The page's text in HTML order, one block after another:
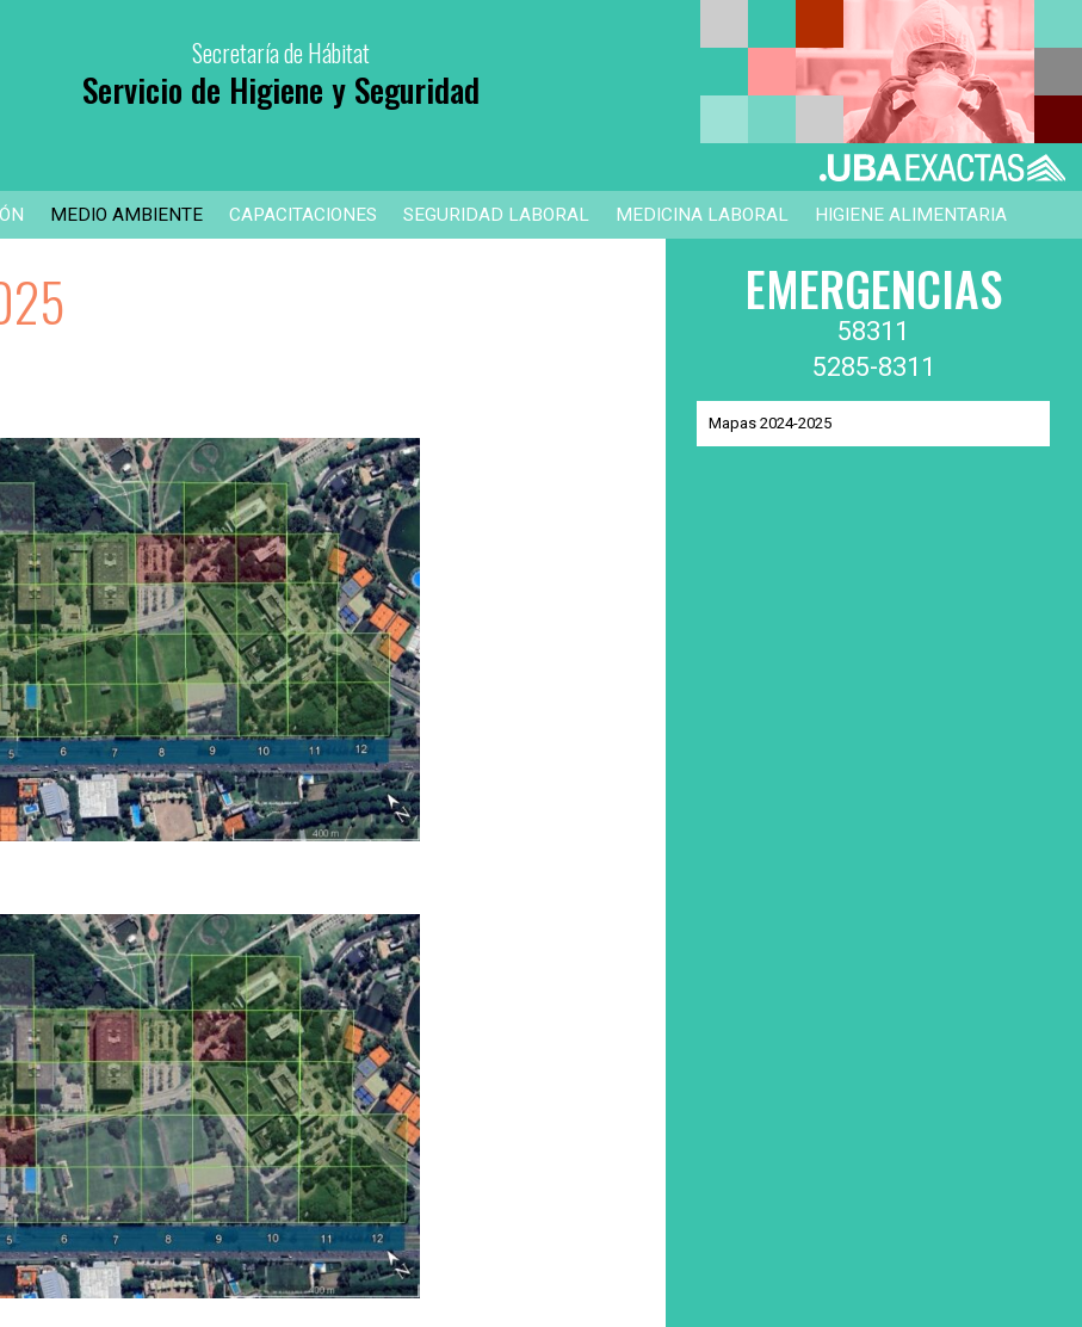
Secretaría de Hábitat
Servicio de Higiene y Seguridad
MEDIO AMBIENTE CAPACITACIONES SEGURIDAD LABORAL MEDICINA LABORAL HIGIENE ALIMENTARIA
EMERGENCIAS
58311
5285-8311
Mapas 2024-2025